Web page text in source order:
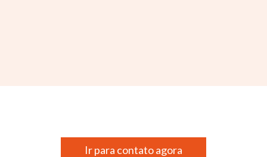
Ir para contato agora